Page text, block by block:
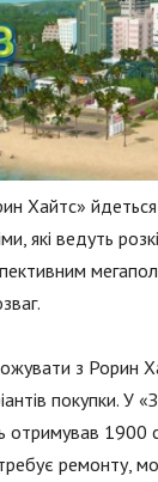
Хайтс»
які ведуть
з Рорин
покупки. У
отримував
ремонту,